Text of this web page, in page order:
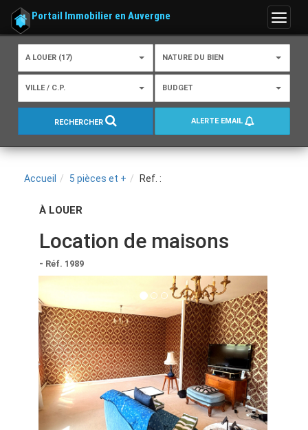
Menu
Portail Immobilier en Auvergne
A LOUER (17) NATURE DU BIEN
VILLE / C.P. BUDGET
RECHERCHER ALERTE EMAIL
Accueil 5 pièces et + Ref. :
À LOUER
Location de maisons
- Réf. 1989